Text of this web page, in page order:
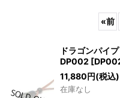
«前
ドラゴンパイ
DP002 [
11,880円(税込)
在庫なし